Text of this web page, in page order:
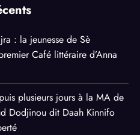
: la jeunesse de Sè
Café littéraire d’Anna
plusieurs jours à la MA de
Dodjinou dit Daah Kinnifo